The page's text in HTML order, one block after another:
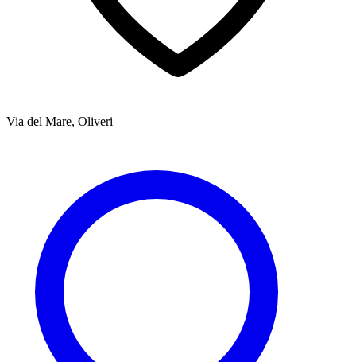
Via del Mare, Oliveri